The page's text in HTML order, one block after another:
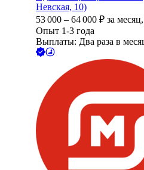
Невская, 10)
53 000 – 64 000 ₽ за месяц,
Опыт 1-3 года
Выплаты: Два раза в